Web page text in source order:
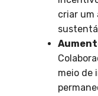
criar um
meio de